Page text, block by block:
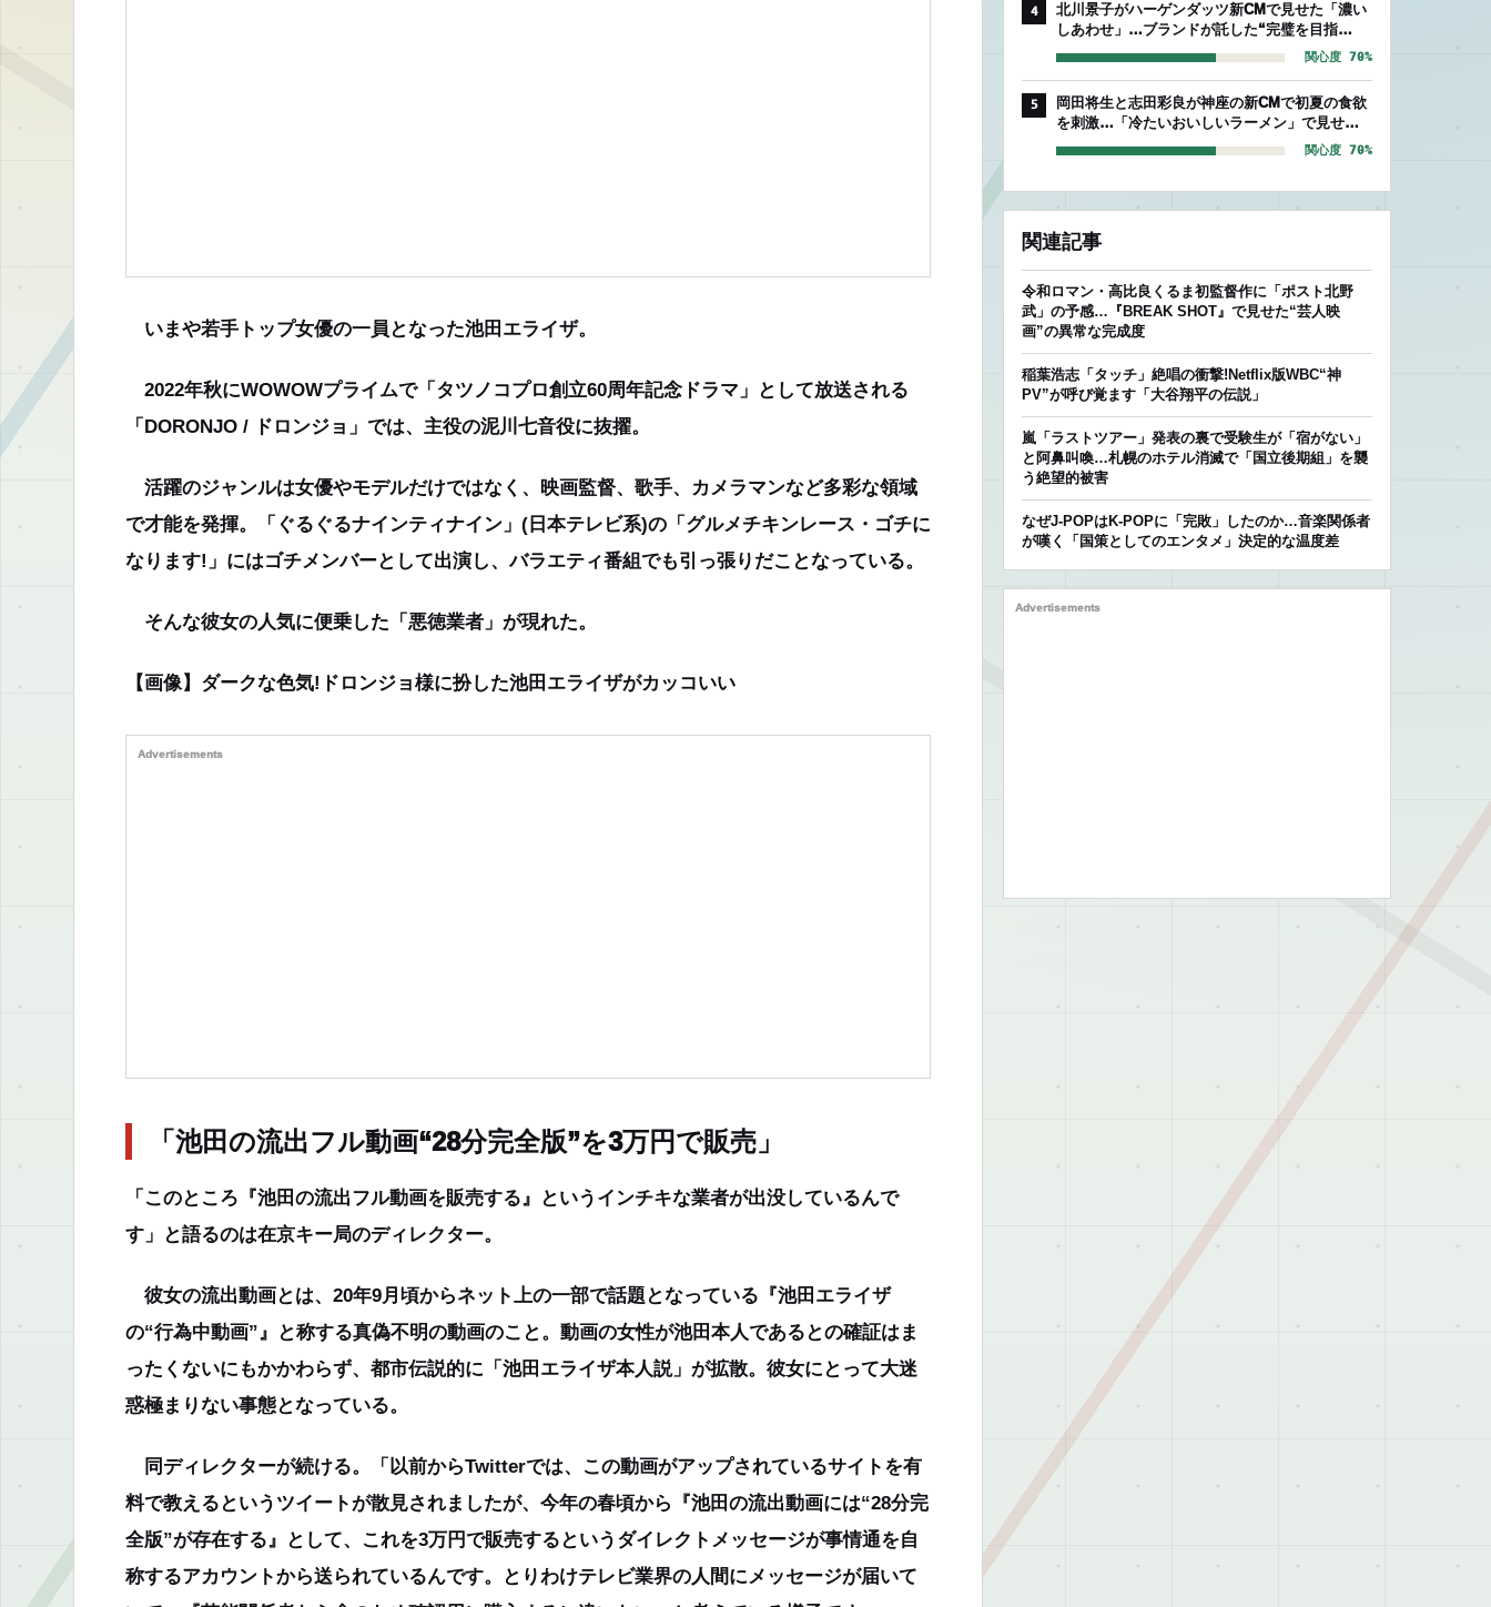
いまや若手トップ女優の一員となった池田エライザ。
2022年秋にWOWOWプライムで「タツノコプロ創立60周年記念ドラマ」として放送される
「DORONJO / ドロンジョ」では、主役の泥川七音役に抜擢。
活躍のジャンルは女優やモデルだけではなく、映画監督、歌手、カメラマンなど多彩な領域
で才能を発揮。「ぐるぐるナインティナイン」(日本テレビ系)の「グルメチキンレース・ゴチに
なります!」にはゴチメンバーとして出演し、バラエティ番組でも引っ張りだことなっている。
そんな彼女の人気に便乗した「悪徳業者」が現れた。
【画像】ダークな色気!ドロンジョ様に扮した池田エライザがカッコいい
Advertisements
「池田の流出フル動画“28分完全版”を3万円で販売」
「このところ『池田の流出フル動画を販売する』というインチキな業者が出没しているんで
す」
と語るのは在京キー局のディレクター。
彼女の流出動画とは、20年9月頃からネット上の一部で話題となっている『池田エライザ
の“行為中動画”』と称する真偽不明の動画のこと。動画の女性が池田本人であるとの確証はま
ったくないにもかかわらず、都市伝説的に「池田エライザ本人説」が拡散。彼女にとって大迷
惑極まりない事態となっている。
同ディレクターが続ける。
「以前からTwitterでは、この動画がアップされているサイトを有
料で教えるというツイートが散見されましたが、今年の春頃から『池田の流出動画には“28分完
全版”が存在する』として、これを3万円で販売するというダイレクトメッセージが事情通を自
称するアカウントから送られているんです。とりわけテレビ業界の人間にメッセージが届いて
4
北川景子がハーゲンダッツ新CMで見せた「濃い
しあわせ」…ブランドが託した“完璧を目指
す”存在感
関心度 70%
5
岡田将生と志田彩良が神座の新CMで初夏の食欲
を刺激…「冷たいおいしいラーメン」で見せた
爽やかな相性
関心度 70%
関連記事
令和ロマン・高比良くるま初監督作に「ポスト北野
武」の予感…『BREAK SHOT』で見せた“芸人映
画”の異常な完成度
稲葉浩志「タッチ」絶唱の衝撃!Netflix版WBC“神
PV”が呼び覚ます「大谷翔平の伝説」
嵐「ラストツアー」発表の裏で受験生が「宿がない」
と阿鼻叫喚…札幌のホテル消滅で「国立後期組」を襲
う絶望的被害
なぜJ-POPはK-POPに「完敗」したのか…音楽関係者
が嘆く「国策としてのエンタメ」決定的な温度差
Advertisements